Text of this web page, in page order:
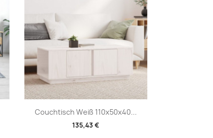
Couchtisch Weiß 110x50x40...
135,43 €
Vorschau